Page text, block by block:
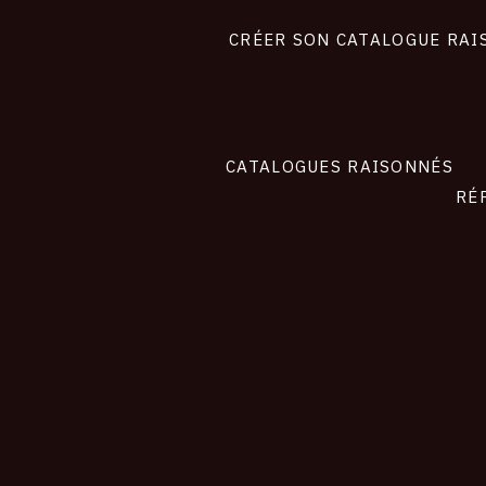
CRÉER SON CATALOGUE
CATALOGUES RAISONNÉS